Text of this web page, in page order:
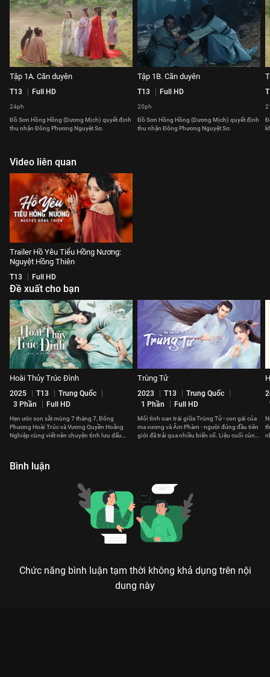
Tập 1A. Căn duyên
T13 Full HD
24ph
Đồ Sơn Hồng Hồng (Dương Mịch) quyết định
thu nhận Đông Phương Nguyệt Sơ.
Tập 1B. Căn duyên
T13 Full HD
20ph
Đồ Sơn Hồng Hồng (Dương Mịch) quyết định
thu nhận Đông Phương Nguyệt Sơ.
Video liên quan
Trailer Hồ Yêu Tiểu Hồng Nương:
Nguyệt Hồng Thiên
T13 Full HD
Đề xuất cho bạn
Hoài Thủy Trúc Đình
2025 T13
Trung Quốc
3 Phần
Full HD
Hẹn ước son sắt mùng 7 tháng 7, Đông
Phương Hoài Trúc và Vương Quyền Hoằng
Nghiệp cùng viết nên chuyện tình lưu dấu
Trùng Tử
2023 T13
Trung Quốc
1 Phần
Full HD
Mối tình oan trái giữa Trùng Tử - con gái của
ma vương và Âm Phàm - người đứng đầu tiên
giới đã trải qua nhiều biến cố. Liệu cuối cùng,
Bình luận
Chức năng bình luận tạm thời không khả dụng trên nội
dung này